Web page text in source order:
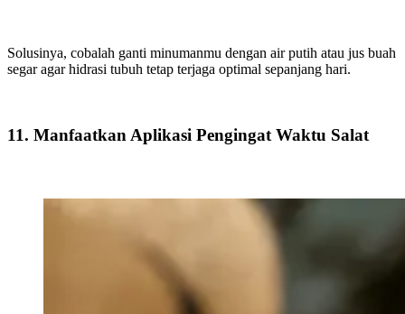
Solusinya, cobalah ganti minumanmu dengan air putih atau jus buah
segar agar hidrasi tubuh tetap terjaga optimal sepanjang hari.
11. Manfaatkan Aplikasi Pengingat Waktu Salat